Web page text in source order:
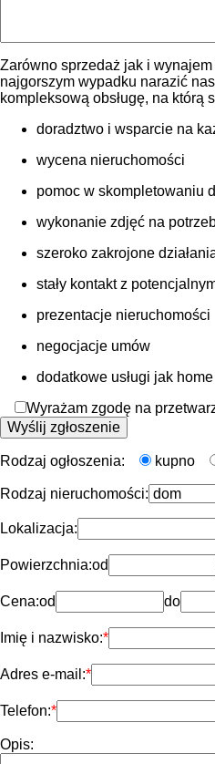
Zarówno sprzedaż jak i
najgorszym wypadku narazić
kompleksową obsługę, na którą
doradztwo i wsparcie na
wycena nieruchomości
pomoc w skompletowaniu
wykonanie zdjęć na
szeroko zakrojone
stały kontakt z
prezentacje nieruchomości
negocjacje umów
dodatkowe usługi jak
Wyrażam zgodę na
Rodzaj ogłoszenia: kupno
Rodzaj nieruchomości:
Lokalizacja:
Powierzchnia:od
Cena:od do
Imię i nazwisko:
Adres e-mail:
Telefon:
Opis: